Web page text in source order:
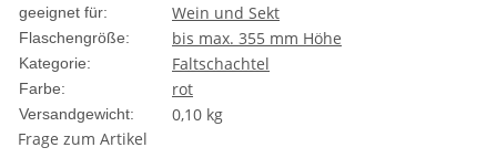
geeignet für: Wein und Sekt
Flaschengröße: bis max. 355 mm Höhe
Kategorie: Faltschachtel
Farbe: rot
Versandgewicht:
0,10 kg
Frage zum Artikel